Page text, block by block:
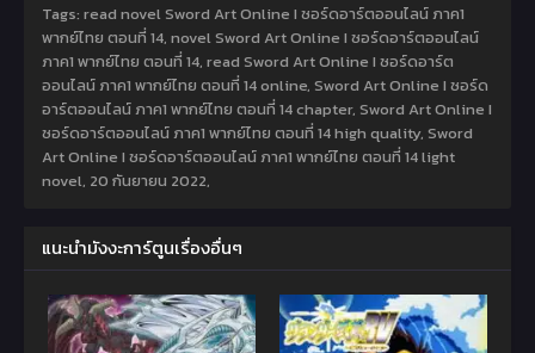
Tags: read novel Sword Art Online I ซอร์ดอาร์ตออนไลน์ ภาค1
พากย์ไทย ตอนที่ 14, novel Sword Art Online I ซอร์ดอาร์ตออนไลน์
ภาค1 พากย์ไทย ตอนที่ 14, read Sword Art Online I ซอร์ดอาร์ต
ออนไลน์ ภาค1 พากย์ไทย ตอนที่ 14 online, Sword Art Online I ซอร์ด
อาร์ตออนไลน์ ภาค1 พากย์ไทย ตอนที่ 14 chapter, Sword Art Online I
ซอร์ดอาร์ตออนไลน์ ภาค1 พากย์ไทย ตอนที่ 14 high quality, Sword
Art Online I ซอร์ดอาร์ตออนไลน์ ภาค1 พากย์ไทย ตอนที่ 14 light
novel, 20 กันยายน 2022,
แนะนำมังงะการ์ตูนเรื่องอื่นๆ